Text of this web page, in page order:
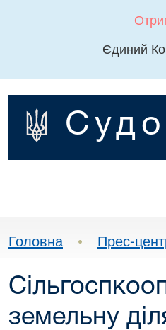
Єдиний
Головна • Прес-
земельну